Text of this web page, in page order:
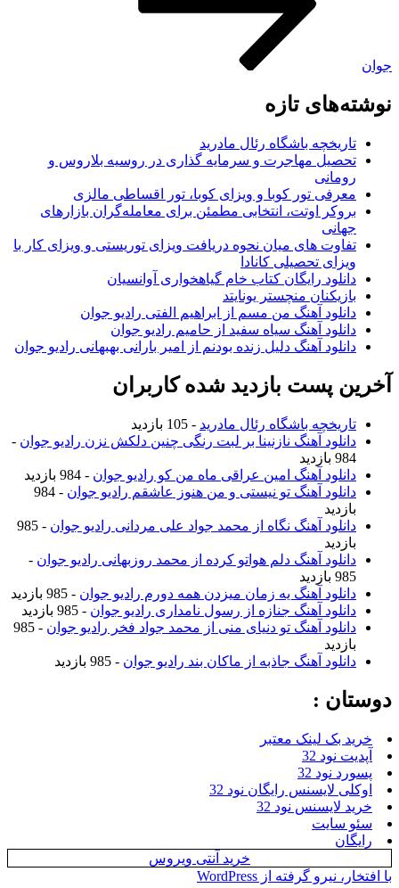
جوان
نوشته‌های تازه
تاریخچه باشگاه رئال مادرید
تحصیل مهاجرت و سرمایه گذاری در روسیه بلاروس و
رومانی
معرفی تور کوبا و ویزای کوبا، تور اقساطی مالزی
بروکر اوتت، انتخابی مطمئن برای معامله‌گران بازارهای
جهانی
تفاوت های میان نحوه دریافت ویزای توریستی و ویزای کار با
ویزای تحصیلی کانادا
دانلود رایگان کتاب خام گیاهخواری آوانسیان
بازیکنان منچستر یونایتد
دانلود آهنگ من مسم از ابراهیم الفتی رادیو جوان
دانلود آهنگ سیاه سفید از حامیم رادیو جوان
دانلود آهنگ دلیل زنده بودنم از امیر بارانی بهبهانی رادیو جوان
آخرین پست بازدید شده کاربران
تاریخچه باشگاه رئال مادرید - 105 بازدید
دانلود آهنگ نازنینا بر لبت رنگی چنین دلکش نزن رادیو جوان -
984 بازدید
دانلود آهنگ امین عراقی ماه من کو رادیو جوان - 984 بازدید
دانلود آهنگ تو نیستی و من هنوز عاشقم رادیو جوان
- 984
بازدید
دانلود آهنگ نگاه از محمد جواد علی مردانی رادیو جوان
- 985
بازدید
دانلود آهنگ دلم هواتو کرده از محمد روزبهانی رادیو جوان -
985 بازدید
دانلود آهنگ یه زمان میزدن همه دورم رادیو جوان - 985 بازدید
دانلود آهنگ جنازه از رسول نامداری رادیو جوان - 985 بازدید
دانلود آهنگ تو دنیای منی از محمد جواد فخر رادیو جوان
- 985
بازدید
دانلود آهنگ جاذبه از ماکان بند رادیو جوان - 985 بازدید
دوستان :
خرید بک لینک معتبر
آپدیت نود 32
پسورد نود 32
اوکلی لایسنس رایگان نود 32
خرید لایسنس نود 32
سئو سایت
رایگان
خرید آنتی ویروس
با افتخار، نیرو گرفته از WordPress